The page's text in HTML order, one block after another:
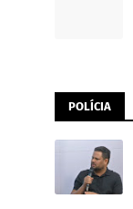
POLÍCIA